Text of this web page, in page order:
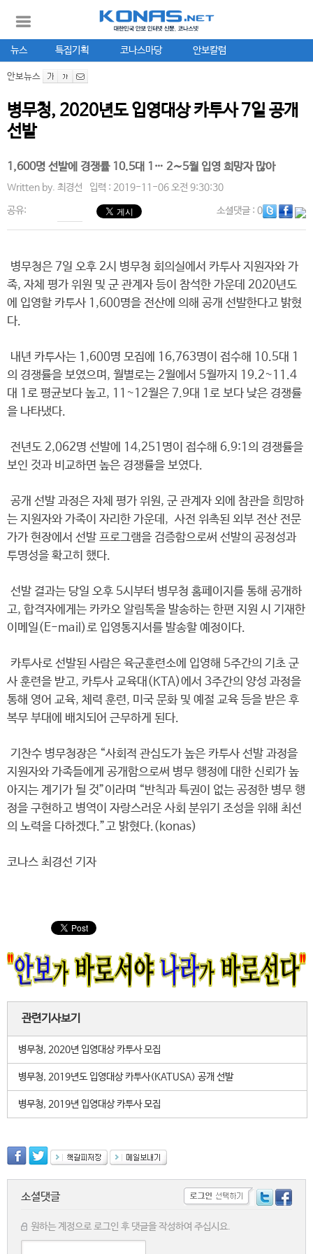
뉴스 특집기획 코나스마당 안보칼럼
안보뉴스
병무청, 2020년도 입영대상 카투사 7일 공개
선발
1,600명 선발에 경쟁률 10.5대 1… 2∼5월 입영 희망자 많아
Written by. 최경선 입력 : 2019-11-06 오전 9:30:30
공유: 소셜댓글: 0
병무청은 7일 오후 2시 병무청 회의실에서 카투사 지원자와 가
족, 자체 평가 위원 및 군 관계자 등이 참석한 가운데 2020년도
에 입영할 카투사 1,600명을 전산에 의해 공개 선발한다고 밝혔
다.
내년 카투사는 1,600명 모집에 16,763명이 접수해 10.5대 1
의 경쟁률을 보였으며, 월별로는 2월에서 5월까지 19.2~11.4
대 1로 평균보다 높고, 11~12월은 7.9대 1로 보다 낮은 경쟁률
을 나타냈다.
전년도 2,062명 선발에 14,251명이 접수해 6.9:1의 경쟁률을
보인 것과 비교하면 높은 경쟁률을 보였다.
공개 선발 과정은 자체 평가 위원, 군 관계자 외에 참관을 희망하
는 지원자와 가족이 자리한 가운데, 사전 위촉된 외부 전산 전문
가가 현장에서 선발 프로그램을 검증함으로써 선발의 공정성과
투명성을 확고히 했다.
선발 결과는 당일 오후 5시부터 병무청 홈페이지를 통해 공개하
고, 합격자에게는 카카오 알림톡을 발송하는 한편 지원 시 기재한
이메일(E-mail)로 입영통지서를 발송할 예정이다.
카투사로 선발된 사람은 육군훈련소에 입영해 5주간의 기초 군
사 훈련을 받고, 카투사 교육대(KTA)에서 3주간의 양성 과정을
통해 영어 교육, 체력 훈련, 미국 문화 및 예절 교육 등을 받은 후
복무 부대에 배치되어 근무하게 된다.
기찬수 병무청장은 “사회적 관심도가 높은 카투사 선발 과정을
지원자와 가족들에게 공개함으로써 병무 행정에 대한 신뢰가 높
아지는 계기가 될 것”이라며 “반칙과 특권이 없는 공정한 병무 행
정을 구현하고 병역이 자랑스러운 사회 분위기 조성을 위해 최선
의 노력을 다하겠다.”고 밝혔다.(konas)
코나스 최경선 기자
관련기사보기
병무청, 2020년 입영대상 카투사 모집
병무청, 2019년도 입영대상 카투사(KATUSA) 공개 선발
병무청, 2019년 입영대상 카투사 모집
소셜댓글
원하는 계정으로 로그인 후 댓글을 작성하여 주십시요.